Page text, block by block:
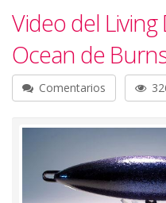
Video del Living
Ocean de
Comentarios